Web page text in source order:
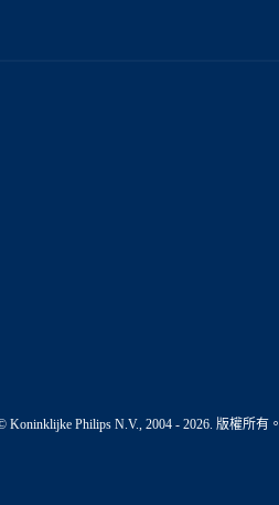
Koninklijke Philips N.V., 2004 - 2026. 版權所有。